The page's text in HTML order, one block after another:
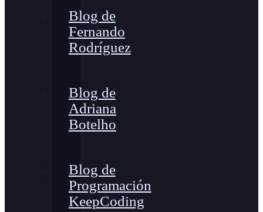
Blog de
Fernando
Rodríguez
Blog de
Adriana
Botelho
Blog de
Programación
KeepCoding